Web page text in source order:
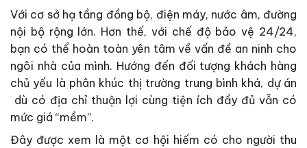
Với cơ sở hạ tầng đồng bộ, điện máy, nước âm, đường
nội bộ rộng lớn. Hơn thế, với chế độ bảo vệ 24/24,
bạn có thể hoàn toàn yên tâm về vấn đề an ninh cho
ngôi nhà của mình. Hướng đến đối tượng khách hàng
chủ yếu là phân khúc thị trường trung bình khá, dự án
dù có địa chỉ thuận lợi cùng tiện ích đầy đủ vẫn có
mức giá “mềm”.
Đây được xem là một cơ hội hiếm có cho người thu